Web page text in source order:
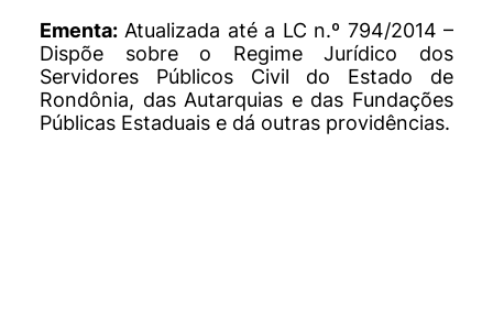
Ementa: Atualizada até a LC n.º 794/2014 –
Dispõe sobre o Regime Jurídico dos
Servidores Públicos Civil do Estado de
Rondônia, das Autarquias e das Fundações
Públicas Estaduais e dá outras providências.